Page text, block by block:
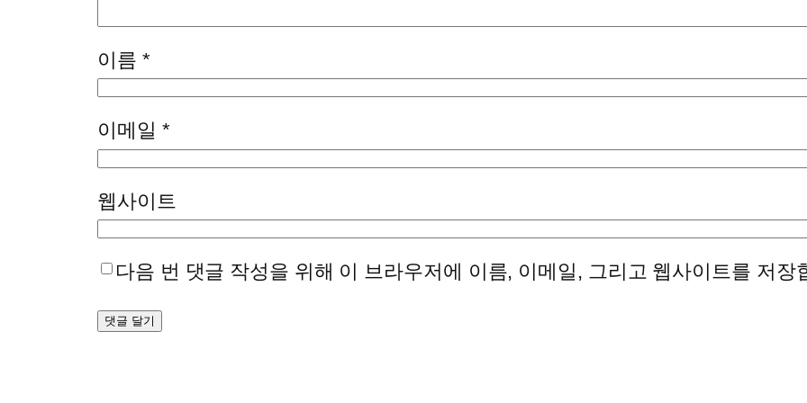
이름 *
이메일 *
웹사이트
다음 번 댓글 작성을 위해 이 브라우저에 이름, 이메일, 그리고 웹사이트를 저장